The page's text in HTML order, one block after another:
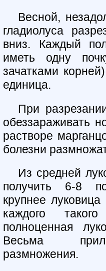
Весной,
гладиолуса
вниз. Каждый
иметь одну
зачатками
единица.
При
обеззараживать
растворе
болезни
Из средней
получить 6-8
крупнее
каждого
полноценная
Весьма
размножения.